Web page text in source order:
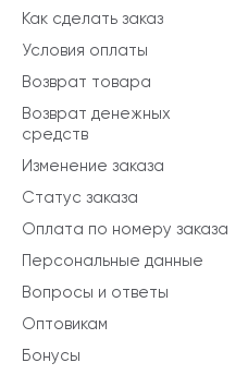
Как сделать заказ
Условия оплаты
Возврат товара
Возврат денежных
средств
Изменение заказа
Статус заказа
Оплата по номеру заказа
Персональные данные
Вопросы и ответы
Оптовикам
Бонусы